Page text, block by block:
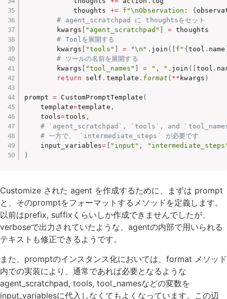
            thoughts
+= f"\nObservation: {
# agent_scratchpad に thoughtsをセット
        kwargs
[ "agent_scratchpad" ] = thoughts
# Toolを展開する
        kwargs
[ "tools" ] = "\n" . join ( [ f" {tool . name
# ツールの名前を展開する
        kwargs
[ "tool_names" ] = ", " . join ( [tool .
return self . template . format ( ** kwargs )
prompt = CustomPromptTemplate (
    template
=template ,
    tools
=tools ,
# `agent_scratchpad`, `tools`, and `tool_names` 変
# 一方で、 `intermediate_steps` が必要です
    input_variables
= [ "input" ,
)
Customize された agent を作成するために、まずは prompt
と、そのpromptをフォーマットするメソッドを定義します。
以前はprefix, suffixくらいしか作成できませんでしたが、
verboseで出力されていたような、agentの内部で用いられる
テキストも修正できるようです。
また、promptのインスタンス化においては、format メソッド
内での実装により、通常であれば必要となるような
agent_scratchpad, tools, tool_namesなどの変数を
input_variablesに代入しなくてもよくなっています。この辺